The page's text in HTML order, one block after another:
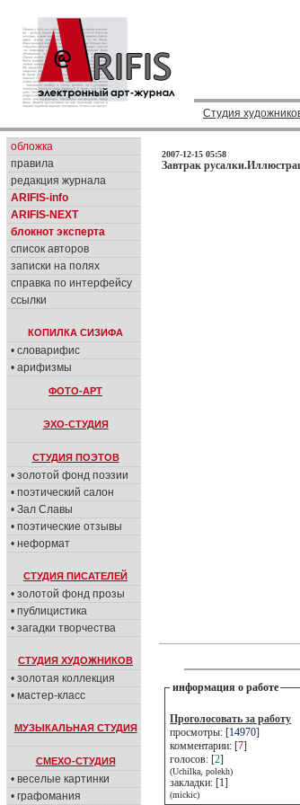
Студия
обложка
правила
редакция журнала
ARIFIS-info
ARIFIS-NEXT
блокнот эксперта
список авторов
записки на полях
справка по интерфейсу
ссылки
КОПИЛКА СИЗИФА
• словарифис
• арифизмы
ФОТО-АРТ
ЭХО-СТУДИЯ
СТУДИЯ ПОЭТОВ
• золотой фонд поэзии
• поэтический салон
• Зал Славы
• поэтические отзывы
• неформат
СТУДИЯ ПИСАТЕЛЕЙ
• золотой фонд прозы
• публицистика
• загадки творчества
СТУДИЯ ХУДОЖНИКОВ
• золотая коллекция
• мастер-класс
МУЗЫКАЛЬНАЯ СТУДИЯ
СМЕХО-СТУДИЯ
• веселые картинки
• графомания
2007-12-15 05:58
Завтрак
информация о работе
Проголосовать за работу
просмотры: [14970]
комментарии: [7]
голосов: [2]
(Uchilka, polekh)
закладки: [1]
(mickic)